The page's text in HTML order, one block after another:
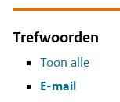
Trefwoorden
Toon alle
E-mail